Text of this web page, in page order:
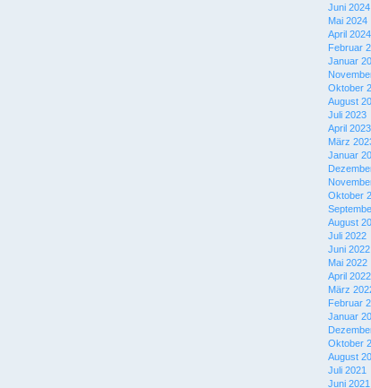
Juni 2024
Mai 2024
April 2024
Februar
Januar
Oktober
August
Juli 2023
April 2023
März
Januar
Oktober
August
Juli 2022
Juni 2022
Mai 2022
April 2022
März
Februar
Januar
Oktober
August
Juli 2021
Juni 2021